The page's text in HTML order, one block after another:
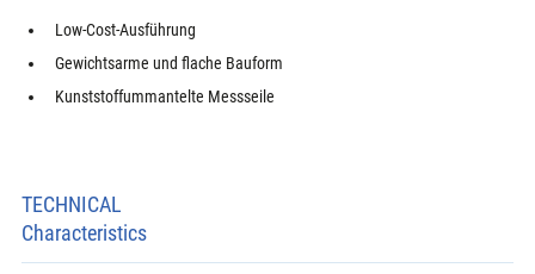
Low-Cost-Ausführung
Gewichtsarme und flache Bauform
Kunststoffummantelte Messseile
TECHNICAL
Characteristics